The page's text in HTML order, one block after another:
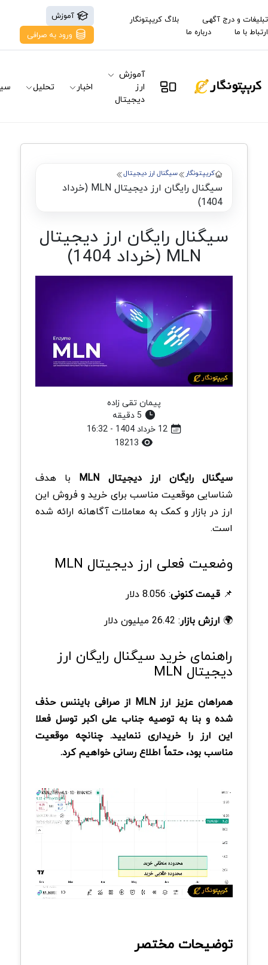
تبلیغات و درج آگهی
بلاگ کریپتونگار
ارتباط با ما
درباره ما
آموزش
ورود به صرافی
آموزش
ارز
دیجیتال
اخبار تحلیل
کریپتونگار سیگنال ارز دیجیتال
سیگنال رایگان ارز دیجیتال MLN (خرداد
1404)
سیگنال رایگان ارز دیجیتال
MLN (خرداد 1404)
پیمان تقی زاده
12 خرداد 1404 - 16:32
سیگنال رایگان ارز دیجیتال MLN
با هدف
شناسایی موقعیت‌ مناسب برای خرید و فروش این
ارز در بازار و کمک به معاملات آگاهانه ارائه شده
است.
وضعیت فعلی ارز دیجیتال MLN
📌 قیمت کنونی: 8.056 دلار
🌍 ارزش بازار: 26.42 میلیون دلار
راهنمای خرید سیگنال رایگان ارز
دیجیتال MLN
همراهان عزیز ارز MLN
از صرافی بایننس حذف
شده و بنا به توصیه جناب علی اکبر توسل فعلا
این ارز را خریداری ننمایید. چنانچه موقعیت
مناسب بود، حتماً اطلاع رسانی خواهیم کرد.
توضیحات مختصر